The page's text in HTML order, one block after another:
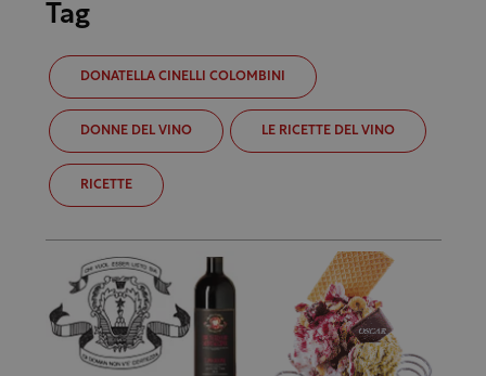
Tag
DONATELLA CINELLI COLOMBINI
DONNE DEL VINO LE RICETTE DEL VINO
RICETTE